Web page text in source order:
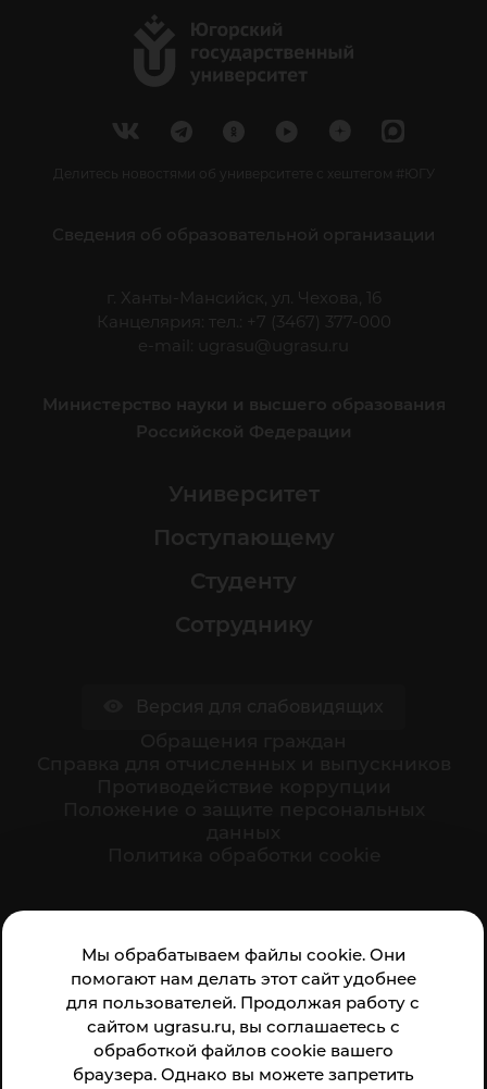
Мы обрабатываем файлы cookie. Они
помогают нам делать этот сайт удобнее
для пользователей. Продолжая работу с
сайтом ugrasu.ru, вы соглашаетесь с
обработкой файлов cookie вашего
браузера. Однако вы можете запретить
Делитесь новостями об университете с хештегом #ЮГУ
Сведения об образовательной организации
г. Ханты-Мансийск, ул. Чехова, 16
Канцелярия: тел.: +7 (3467) 377-000
e-mail:
ugrasu@ugrasu.ru
Министерство науки и высшего образования
Российской Федерации
Университет
Поступающему
Студенту
Сотруднику
организации: